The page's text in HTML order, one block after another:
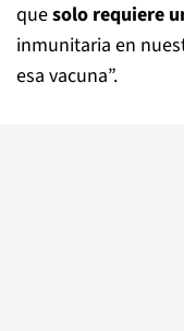
quesolo requiere
inmunitaria en
esa vacuna”.